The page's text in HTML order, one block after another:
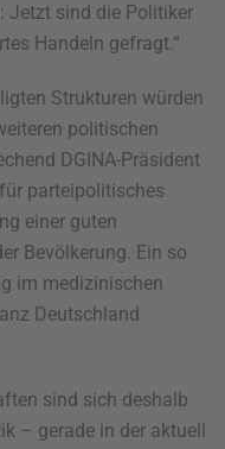
Jetzt sind die Politiker
Handeln gefragt.“
Strukturen würden
politischen
DGINA-Präsident
parteipolitisches
einer guten
Bevölkerung. Ein so
im medizinischen
Deutschland
sind sich deshalb
– gerade in der aktuell